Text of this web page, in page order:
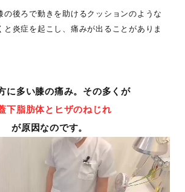
の後ろで動きを助けるクッションのような
と炎症を起こし、痛みが出ることがありま
に多い膝の痛み。その多くが
下脂肪体とヒザのねじれ
が原因なのです。